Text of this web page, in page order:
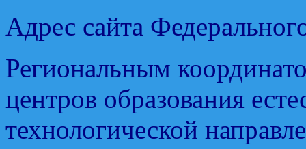
Адрес сайта
Региональным
центров образования
технологической